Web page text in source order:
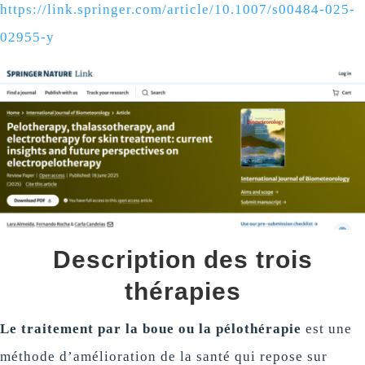
https://link.springer.com/article/10.1007/s00484-025-
02955-y
Description des trois
thérapies
Le traitement par la boue ou la pélothérapie est une
méthode d’amélioration de la santé qui repose sur